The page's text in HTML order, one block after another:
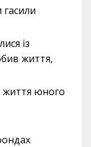
гасили
із
життя,
життя юного